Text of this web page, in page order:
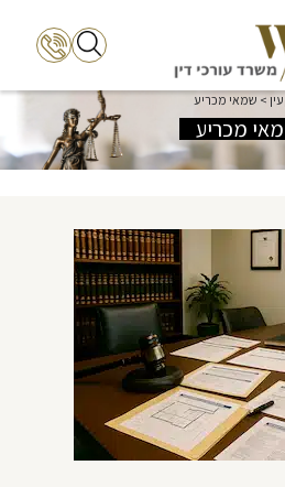
מכריע
> שמאי מכריע